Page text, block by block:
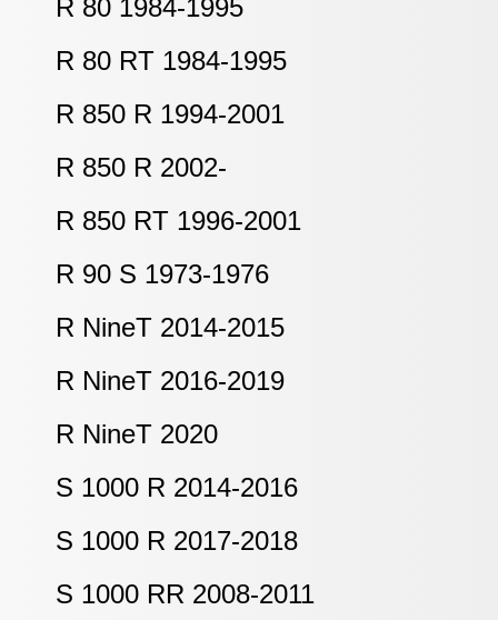
R 80 1984-1995
R 80 RT 1984-1995
R 850 R 1994-2001
R 850 R 2002-
R 850 RT 1996-2001
R 90 S 1973-1976
R NineT 2014-2015
R NineT 2016-2019
R NineT 2020
S 1000 R 2014-2016
S 1000 R 2017-2018
S 1000 RR 2008-2011